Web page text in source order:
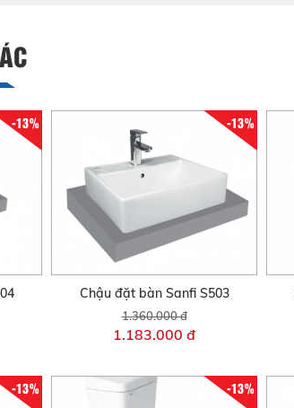
-13% -13%
Chậu đặt bàn Sanfi S503
1.360.000 đ
1.183.000 đ
-13% -13%